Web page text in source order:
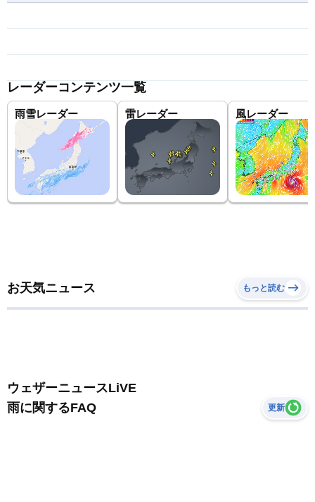
レーダーコンテンツ一覧
雨雪レーダー 雷レーダー 風レーダー
お天気ニュース もっと読む
ウェザーニュースLiVE
雨に関するFAQ
更新